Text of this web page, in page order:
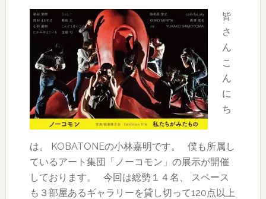
撮
影
役
立
つ
無
料
ア
リ！
皆
さ
ん
こ
ん
に
ち
は。 KOBATONEの小林嘉明です。 僕も所属し
ているアート集団「ノーコモン」の展示が開催
しております。 今回は総勢１４名、 スペース
も３部屋あるギャラリーを貸し切って120点以上